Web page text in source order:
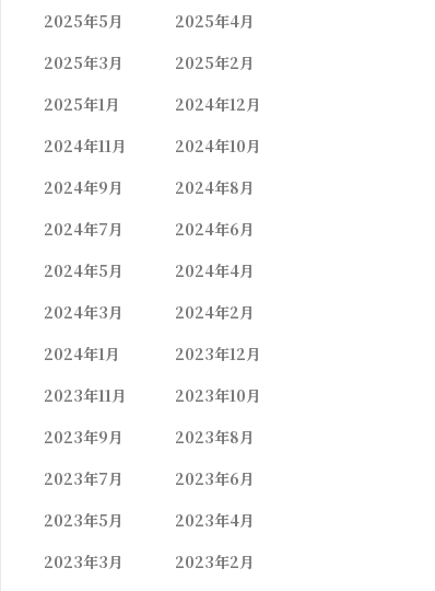
2025年5月
2025年4月
2025年3月
2025年2月
2025年1月
2024年12月
2024年11月
2024年10月
2024年9月
2024年8月
2024年7月
2024年6月
2024年5月
2024年4月
2024年3月
2024年2月
2024年1月
2023年12月
2023年11月
2023年10月
2023年9月
2023年8月
2023年7月
2023年6月
2023年5月
2023年4月
2023年3月
2023年2月